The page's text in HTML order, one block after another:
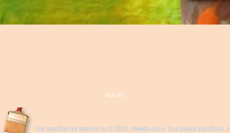
Na vrh
Svi sadržaji na stranici su © 2011. Niveta d.o.o. Sva prava zadržana.